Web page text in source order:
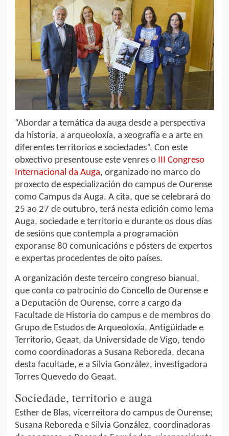
“Abordar a temática da auga desde a perspectiva
da historia, a arqueoloxía, a xeografía e a arte en
diferentes territorios e sociedades”. Con este
obxectivo presentouse este venres o III Congreso
Internacional da Auga, organizado no marco do
proxecto de especialización do campus de Ourense
como Campus da Auga. A cita, que se celebrará do
25 ao 27 de outubro, terá nesta edición como lema
Auga, sociedade e territorio e durante os dous días
de sesións que contempla a programación
exporanse 80 comunicacións e pósters de expertos
e expertas procedentes de oito países.
A organización deste terceiro congreso bianual,
que conta co patrocinio do Concello de Ourense e
a Deputación de Ourense, corre a cargo da
Facultade de Historia do campus e de membros do
Grupo de Estudos de Arqueoloxía, Antigüidade e
Territorio, Geaat, da Universidade de Vigo, tendo
como coordinadoras a Susana Reboreda, decana
desta facultade, e a Silvia González, investigadora
Torres Quevedo do Geaat.
Sociedade, territorio e auga
Esther de Blas, vicerreitora do campus de Ourense;
Susana Reboreda e Silvia González, coordinadoras